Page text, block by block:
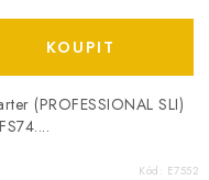
(PROFESSIONAL SLI)
Kód: E7552